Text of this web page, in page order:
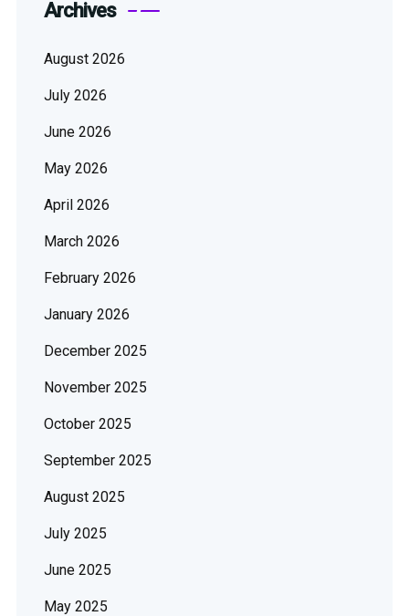
Archives
August 2026
July 2026
June 2026
May 2026
April 2026
March 2026
February 2026
January 2026
December 2025
November 2025
October 2025
September 2025
August 2025
July 2025
June 2025
May 2025